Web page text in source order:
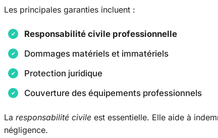
Les principales garanties incluent :
Responsabilité civile professionnelle
Dommages matériels et immatériels
Protection juridique
Couverture des équipements professionnels
La responsabilité civile est essentielle. Elle aide à
négligence.